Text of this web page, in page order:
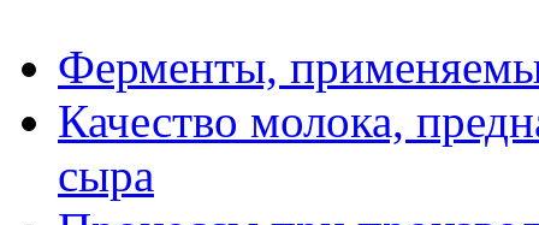
Ферменты,
Качество молока,
сыра